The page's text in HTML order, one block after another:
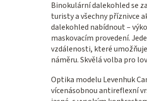
Binokulární dalekohled se
turisty a všechny příznivce
dalekohled nabídnout –
maskovacím provedení.
vzdálenosti, které
náměru. Skvělá volba pro
Optika modelu Levenhuk
vícenásobnou antireflexní